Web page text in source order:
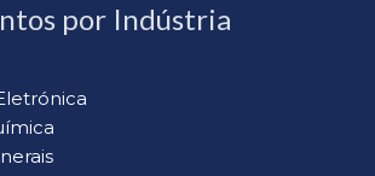
por Indústria